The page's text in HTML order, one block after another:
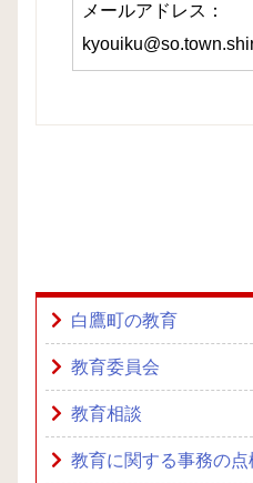
メールアドレス：
白鷹町の教育
教育委員会
教育相談
教育に関する事務の点